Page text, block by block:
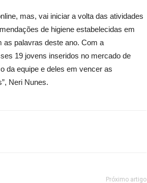
mas, vai iniciar a volta das atividades
de higiene estabelecidas em
as palavras deste ano. Com a
19 jovens inseridos no mercado de
da equipe e deles em vencer as
Neri Nunes.
Próximo artigo